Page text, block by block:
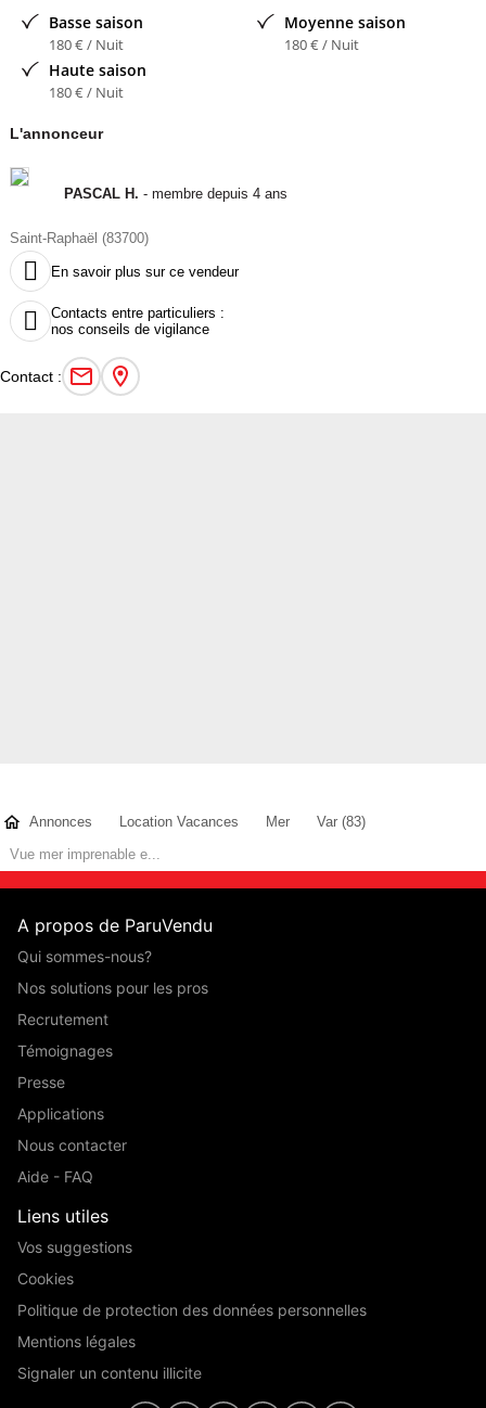
Plaque gaz 4 feux
Micro-ondes
Lave-vaisselle
Cafetière, bouilloire, grille-pain
Équipements :
Climatisation réversible
TV grand écran plat 139 cm
Netflix, prime etc...
Cuisine d'été avec évier inox
Plancha
Grande table extérieure, chaises et transats
propose de nombreuses activités : piscine chauffée, bains à bulles,
pataugeoire, toboggan aquatique, supérette, restaurants, rooftop,
Basse saison
180 € / Nuit
Moyenne saison
180 € / Nuit
Haute saison
180 € / Nuit
L'annonceur
PASCAL H. - membre depuis 4 ans
Saint-Raphaël (83700)
 En savoir plus sur ce vendeur

Contacts entre particuliers :
nos conseils de vigilance
Contact :
Annonces Location Vacances Mer
Var (83)
Vue mer imprenable e...
A propos de ParuVendu
Qui sommes-nous?
Nos solutions pour les pros
Recrutement
Témoignages
Presse
Applications
Nous contacter
Aide - FAQ
Liens utiles
Vos suggestions
Cookies
Politique de protection des données personnelles
Mentions légales
Signaler un contenu illicite